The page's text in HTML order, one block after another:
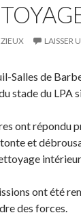
LAISSER
Salles de
stade du LPA
ont répondu
et
ont été
des forces.